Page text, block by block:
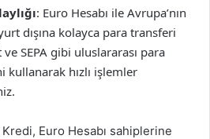
: Euro Hesabı ile Avrupa’nın
dışına kolayca para transferi
SEPA gibi uluslararası para
hızlı işlemler
Kredi, Euro Hesabı sahiplerine